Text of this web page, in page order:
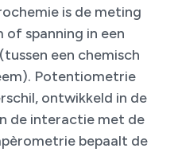
is de meting
spanning in een
een chemisch
Potentiometrie
ontwikkeld in de
de interactie met de
bepaalt de